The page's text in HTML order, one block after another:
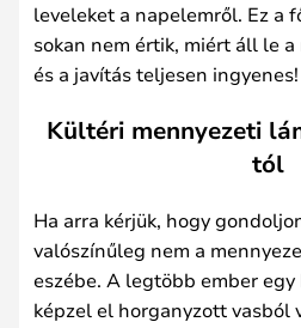
leveleket a napelemről. Ez a
sokan nem értik, miért áll le
és a javítás teljesen ingyenes!
Kültéri mennyezeti
tól
Ha arra kérjük, hogy
valószínűleg nem a
eszébe. A legtöbb ember
képzel el horganyzott vasból